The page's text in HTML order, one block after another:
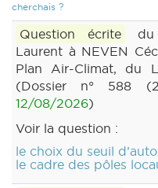
cherchais ?
Question écrite du
Laurent à NEVEN
Plan Air-Climat, du
(Dossier n° 588
12/08/2026)
Voir la question :
le choix du seuil
le cadre des pôles